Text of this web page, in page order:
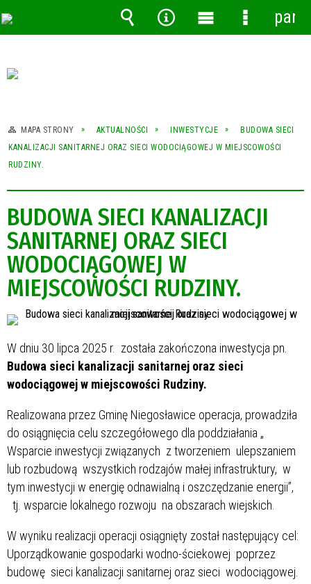
MAPA STRONY AKTUALNOŚCI INWESTYCJE
BUDOWA SIECI
KANALIZACJI SANITARNEJ ORAZ SIECI WODOCIĄGOWEJ W MIEJSCOWOŚCI
RUDZINY.
BUDOWA SIECI KANALIZACJI
SANITARNEJ ORAZ SIECI
WODOCIĄGOWEJ W
MIEJSCOWOŚCI RUDZINY.
W dniu 30 lipca 2025 r. została zakończona inwestycja pn.
Budowa sieci kanalizacji sanitarnej oraz sieci
wodociągowej w miejscowości Rudziny.
Realizowana przez Gminę Niegosławice operacja, prowadziła
do osiągnięcia celu szczegółowego dla poddziałania „
Wsparcie inwestycji związanych z tworzeniem ulepszaniem
lub rozbudową wszystkich rodzajów małej infrastruktury, w
tym inwestycji w energię odnawialną i oszczędzanie energii”,
tj. wsparcie lokalnego rozwoju na obszarach wiejskich.
W wyniku realizacji operacji osiągnięty został następujący cel:
Uporządkowanie gospodarki wodno-ściekowej poprzez
budowę sieci kanalizacji sanitarnej oraz sieci wodociągowej.
Wyszukiwarka
Narzędzia
MenuMenu